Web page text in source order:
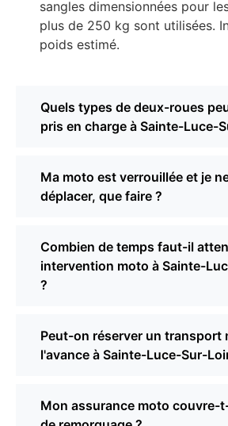
sangles dimensionnées pour
plus de 250 kg sont utilisées.
poids estimé.
Quels types de deux-roues
pris en charge à Sainte-Luce-
Ma moto est verrouillée et je
déplacer, que faire ?
Combien de temps faut-il
intervention moto à Sainte-
?
Peut-on réserver un transport
l'avance à Sainte-Luce-Sur-
Mon assurance moto couvre-